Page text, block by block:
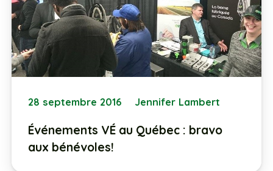
28 septembre 2016 Jennifer Lambert
Événements VÉ au Québec : bravo
aux bénévoles!